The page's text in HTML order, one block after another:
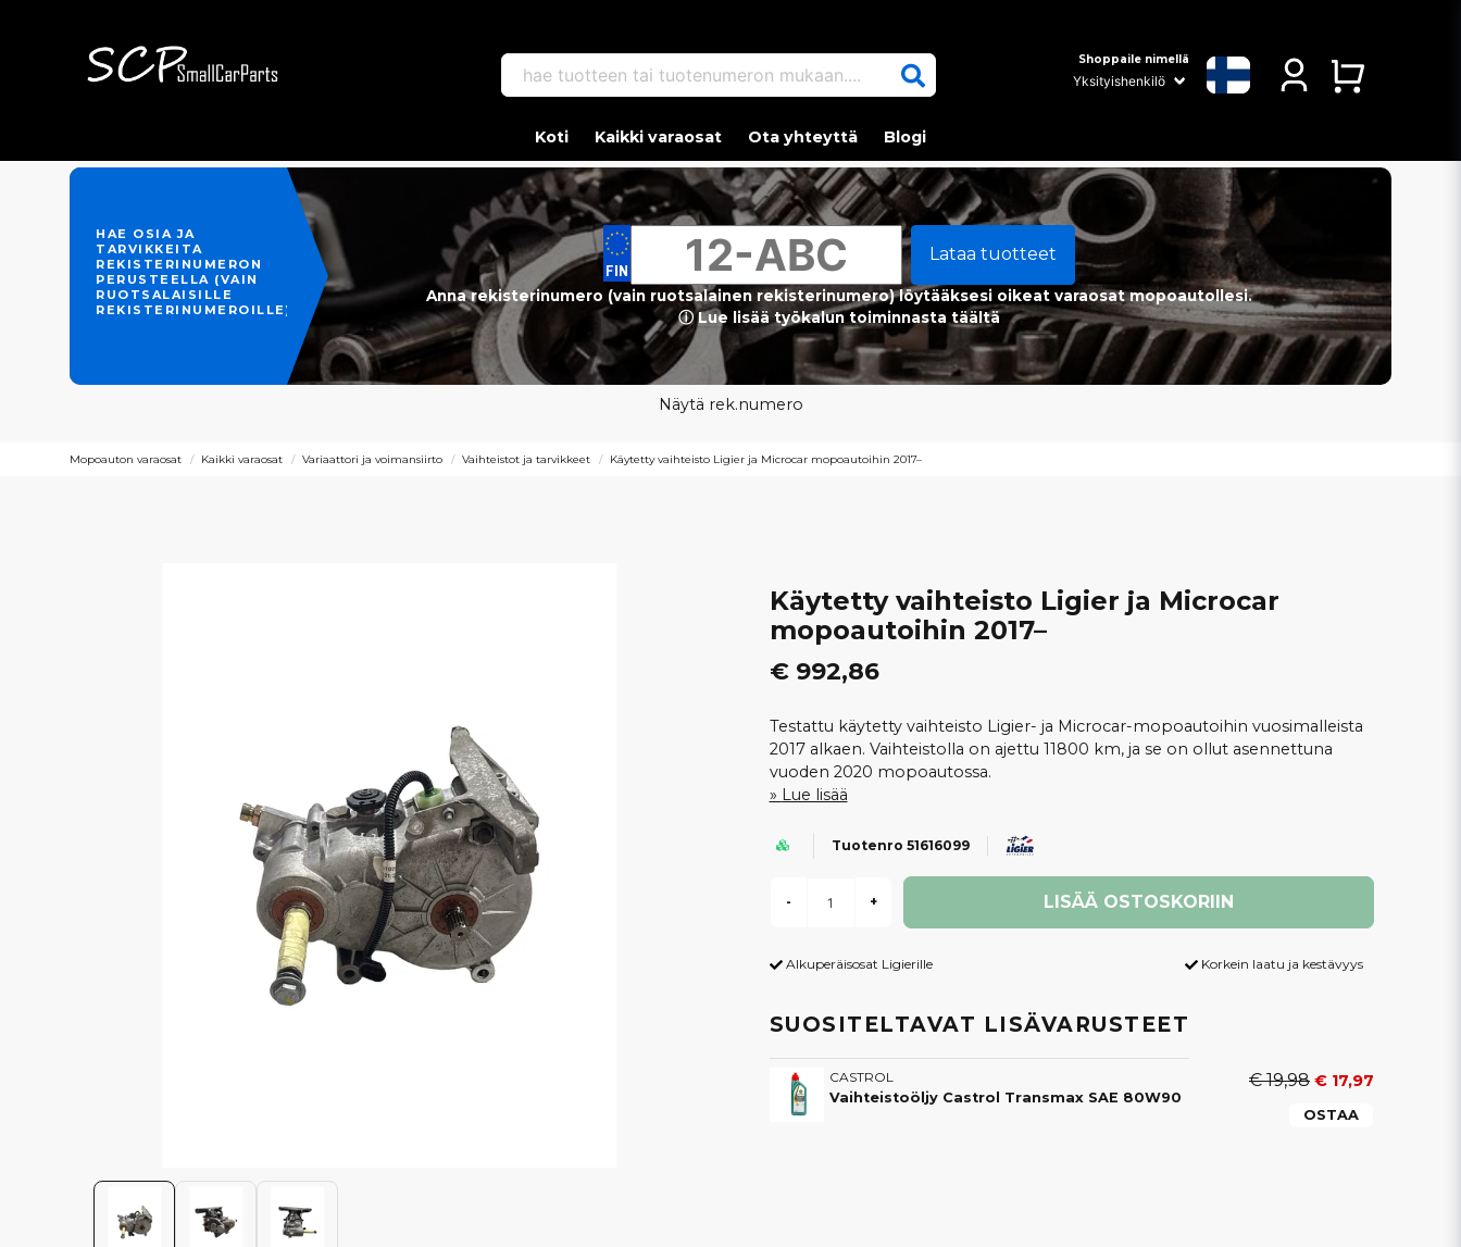
hae tuotteen tai tuotenumeron mukaan.... Shoppaile nimellä
Koti Kaikki varaosat Ota yhteyttä Blogi
HAE OSIA JA
TARVIKKEITA
REKISTERINUMERON
PERUSTEELLA (VAIN
RUOTSALAISILLE
REKISTERINUMEROILLE)
Lataa tuotteet
Anna rekisterinumero (vain ruotsalainen rekisterinumero) löytääksesi oikeat varaosat mopoautollesi.
ⓘ Lue lisää työkalun toiminnasta täältä
Näytä rek.numero
Mopoauton varaosat Kaikki varaosat Variaattori ja voimansiirto Vaihteistot ja tarvikkeet Käytetty vaihteisto Ligier ja Microcar mopoautoihin 2017–
Käytetty vaihteisto Ligier ja Microcar
mopoautoihin 2017–
€ 992,86
Testattu käytetty vaihteisto Ligier- ja Microcar-mopoautoihin vuosimalleista
2017 alkaen. Vaihteistolla on ajettu 11800 km, ja se on ollut asennettuna
vuoden 2020 mopoautossa.
Lue lisää
Tuotenro 51616099
- + LISÄÄ OSTOSKORIIN
Alkuperäisosat Ligierille Korkein laatu ja kestävyys
SUOSITELTAVAT LISÄVARUSTEET
CASTROL
Vaihteistoöljy Castrol Transmax SAE 80W90
€ 19,98 € 17,97
OSTAA